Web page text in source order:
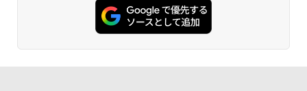
Amazon Kindle - 目に優しい、かさばら
ない、大きな画面で読みやすい、6週間持